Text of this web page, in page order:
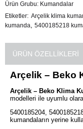
Ürün Grubu: Kumandalar
Etiketler Arçelik klima
kumanda, 5400185218
ÜRÜN ÖZELLIKLERI
Arçelik – Beko
Arçelik – Beko Klima
modelleri ile uyumlu
5400185204,
kumandaların yerine